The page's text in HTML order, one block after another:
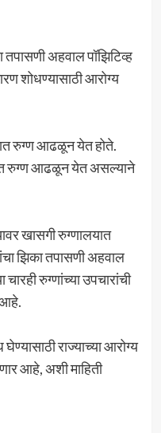
तपासणी अहवाल पॉझिटिव्ह
शोधण्यासाठी आरोग्य
रुग्ण आढळून येत होते.
रुग्ण आढळून येत असल्याने
खासगी रुग्णालयात
झिका तपासणी अहवाल
रुग्णांच्या उपचारांची
आहे.
राज्याच्या आरोग्य
आहे, अशी माहिती